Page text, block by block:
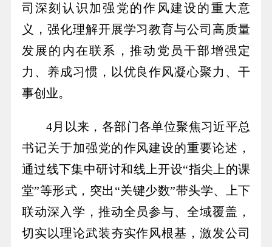
司深刻认识加强党的作风建设的重大意
义，强化理解开展学习教育与公司高质量
发展的内在联系，推动党员干部增强定
力、养成习惯，以优良作风凝心聚力、干
事创业。
4月以来，各部门各单位聚焦习近平总
书记关于加强党的作风建设的重要论述，
通过线下集中研讨和线上开设“指尖上的课
堂”等形式，突出“关键少数”带头学、上下
联动深入学，推动全员参与、全域覆盖，
切实以理论武装夯实作风根基，激发公司